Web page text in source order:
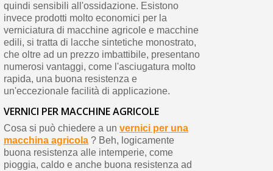
quindi sensibili all'ossidazione. Esistono
invece prodotti molto economici per la
verniciatura di macchine agricole e macchine
edili, si tratta di lacche sintetiche monostrato,
che oltre ad un prezzo imbattibile, presentano
numerosi vantaggi, come l'asciugatura molto
rapida, una buona resistenza e
un'eccezionale facilità di applicazione.
VERNICI PER MACCHINE AGRICOLE
Cosa si può chiedere a un vernici per una
macchina agricola? Beh, logicamente
buona resistenza alle intemperie, come
pioggia, caldo e anche buona resistenza ad